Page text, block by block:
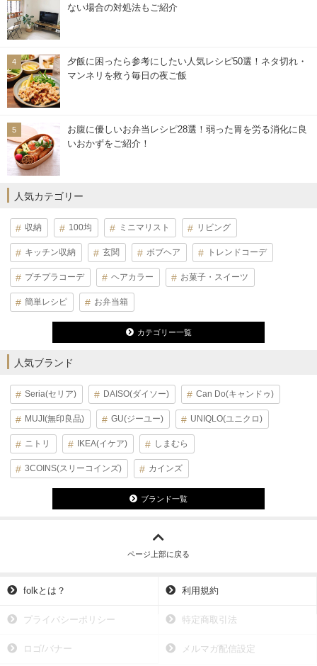
ない場合の対処法もご紹介
夕飯に困ったら参考にしたい人気レシピ50選！ネタ切れ・
マンネリを救う毎日の夜ご飯
お腹に優しいお弁当レシピ28選！弱った胃を労る消化に良
いおかずをご紹介！
人気カテゴリー
収納 100均 ミニマリスト リビング
キッチン収納 玄関 ボブヘア トレンドコーデ
プチプラコーデ ヘアカラー お菓子・スイーツ
簡単レシピ お弁当箱
カテゴリー一覧
人気ブランド
Seria(セリア) DAISO(ダイソー) Can Do(キャンドゥ)
MUJI(無印良品) GU(ジーユー) UNIQLO(ユニクロ)
ニトリ IKEA(イケア) しまむら
3COINS(スリーコインズ) カインズ
ブランド一覧
ページ上部に戻る
folkとは？ 利用規約
プライバシーポリシー 特定商取引法
ロゴ/バナー メルマガ配信設定